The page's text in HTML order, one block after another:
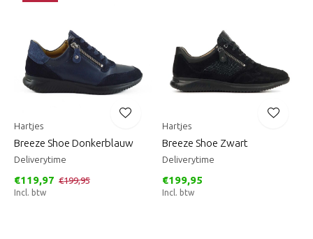
Hartjes
Breeze Shoe Donkerblauw
Deliverytime
€119,97 €199,95
Incl. btw
Hartjes
Breeze Shoe Zwart
Deliverytime
€199,95
Incl. btw